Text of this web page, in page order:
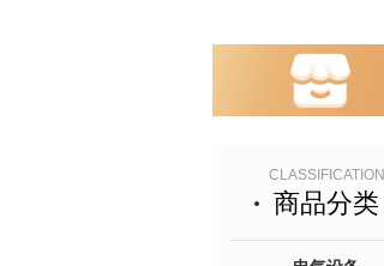
CLASSIFICATION
商品分类